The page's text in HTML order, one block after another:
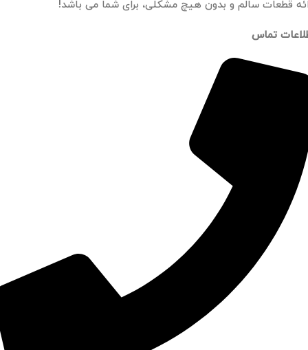
قطعات سالم و بدون هیچ مشکلی، برای شما می باشد!
تماس